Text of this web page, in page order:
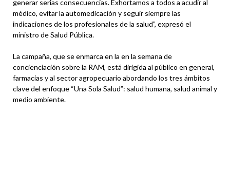
generar serias consecuencias. Exhortamos a todos a acudir al
médico, evitar la automedicación y seguir siempre las
indicaciones de los profesionales de la salud”, expresó el
ministro de Salud Pública.
La campaña, que se enmarca en la en la semana de
concienciación sobre la RAM, está dirigida al público en general,
farmacias y al sector agropecuario abordando los tres ámbitos
clave del enfoque “Una Sola Salud”: salud humana, salud animal y
medio ambiente.